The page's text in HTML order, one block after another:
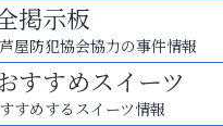
掲示板
屋防犯協会協力の事件情報
すすめスイーツ
すめするスイーツ情報